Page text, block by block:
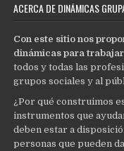
ACERCA DE DINÁMICAS
Con este sitio nos
dinámicas para
todos y todas las
grupos sociales y al
¿Por qué construimos
instrumentos que
deben estar a
personas que pueden